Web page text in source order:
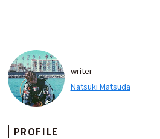
writer
Natsuki Matsuda
PROFILE